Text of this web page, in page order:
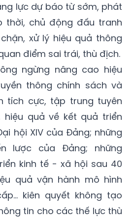
lực dự báo từ sớm, phát
thời, chủ động đấu tranh
xử lý hiệu quả thông
điểm sai trái, thù địch.
ngừng nâng cao hiệu
thông chính sách và
tích cực, tập trung tuyên
hiệu quả về kết quả triển
hội XIV của Đảng; những
lược của Đảng; những
kinh tế - xã hội sau 40
quả vận hành mô hình
kiên quyết không tạo
tin cho các thế lực thù